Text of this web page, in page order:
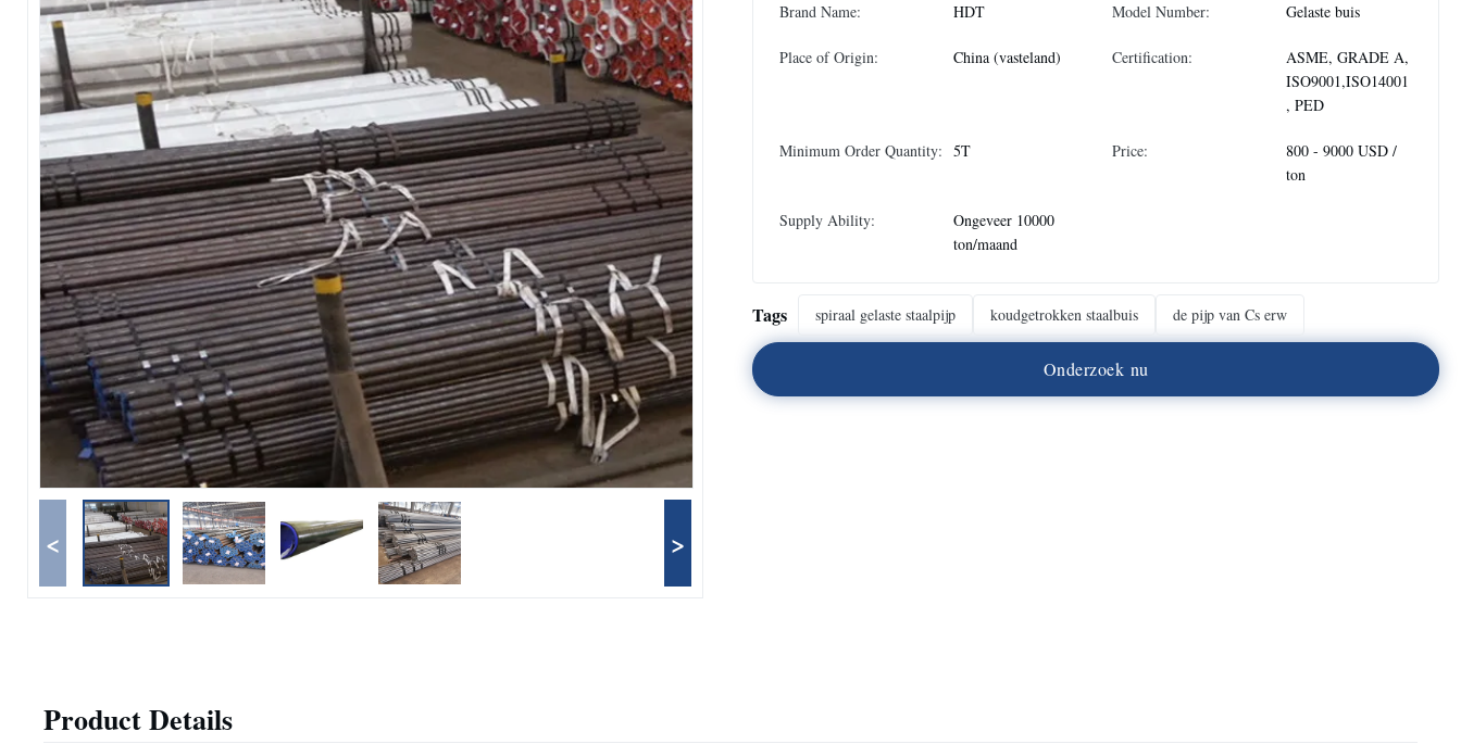
< >
Brand Name: HDT Model Number: Gelaste buis
Place of Origin: China (vasteland) Certification:
ASME, GRADE A,
ISO9001,ISO14001
, PED
Minimum Order Quantity: 5T Price:
800 - 9000 USD /
ton
Supply Ability:
Ongeveer 10000
ton/maand
Tags spiraal gelaste staalpijp koudgetrokken staalbuis de pijp van Cs erw
Onderzoek nu
Product Details